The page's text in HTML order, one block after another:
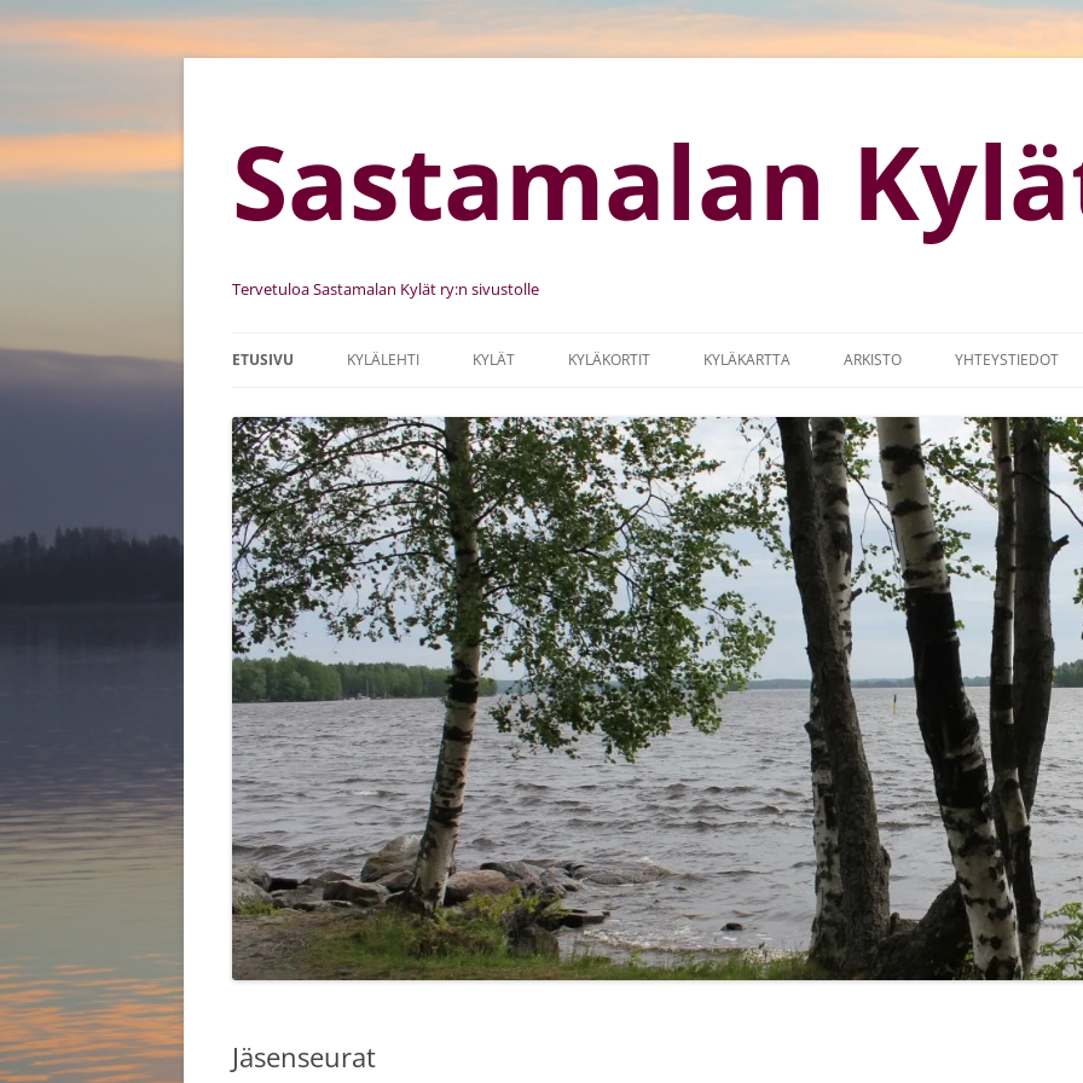
Sastamalan
Tervetuloa Sastamalan Kylät ry:n sivustolle
ETUSIVU
SÄÄNNÖT
JÄSENSEURAT
HALLITUS 2025
KYLÄLEHTI KYLÄT
KEHITTÄMISSUUNNITELMA
KYLÄKUVIA
KYLÄKOULUT
KYLIEN KIRKOT
KYLÄKORTIT KYLÄKARTTA ARKISTO
LOGO
MAASEUTUOHJELMA 2014-2017
SASTAMALA-RETKET 2014
PEEJIIN KOTISEUTURETKET 2015
”KYLÄT TUTUIKSI 2013”
SELVITYS: NUORET JA
KYLÄTOIMINTA
LINKIT
YHTEYSTIEDOT
Jäsenseurat